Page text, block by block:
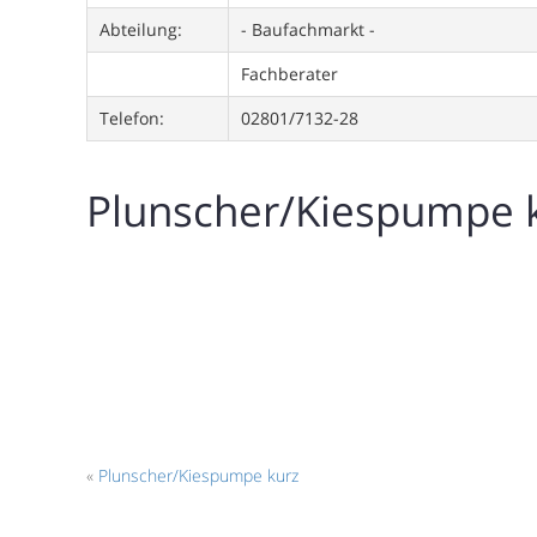
Abteilung:
- Baufachmarkt -
Fachberater
Telefon:
02801/7132-28
Plunscher/Kiespumpe
« Plunscher/Kiespumpe kurz